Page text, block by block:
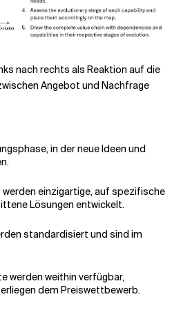
nach rechts als Reaktion auf die
Angebot und Nachfrage
in der neue Ideen und
werden einzigartige, auf spezifische
Lösungen entwickelt.
standardisiert und sind im
werden weithin verfügbar,
dem Preiswettbewerb.